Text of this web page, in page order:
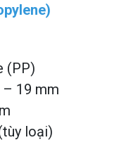
(PP)
– 19 mm
loại)